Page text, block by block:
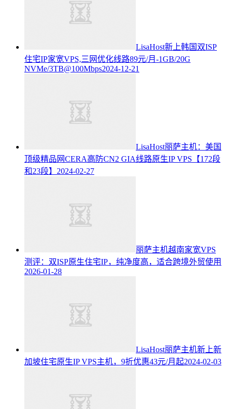
LisaHost新上韩国双ISP
住宅IP家宽VPS,三网优化线路89元/月-1GB/20G
NVMe/3TB@100Mbps2024-12-21
LisaHost丽萨主机：美国
顶级精品网CERA高防CN2 GIA线路原生IP VPS【172段
和23段】 2024-02-27
丽萨主机越南家宽VPS
测评：双ISP原生住宅IP，纯净度高，适合跨境外贸使用
2026-01-28
LisaHost丽萨主机新上新
加坡住宅原生IP VPS主机，9折优惠43元/月起2024-02-03